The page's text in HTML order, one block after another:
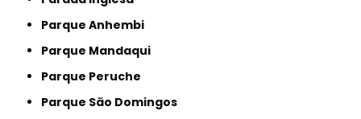
Parque Anhembi
Parque Mandaqui
Parque Peruche
Parque São Domingos